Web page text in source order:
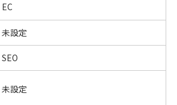
EC
未設定
SEO
未設定